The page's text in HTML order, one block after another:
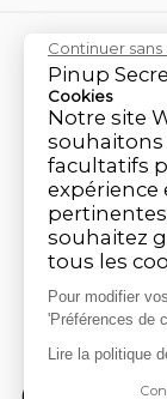
Continuer
Pinup
Cookies
Notre site
souhaitons
facultatifs
expérience
souhaitez
tous les
Pour modifier
'Préférences de
Lire la politique